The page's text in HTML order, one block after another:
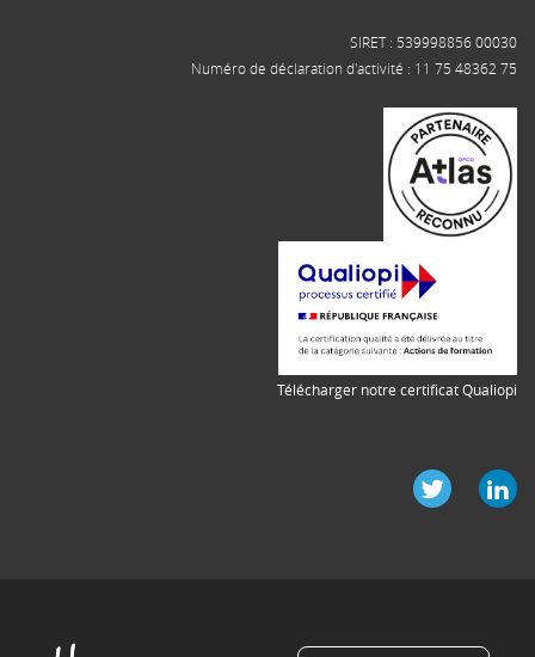
SIRET : 539998856 00030
Numéro de déclaration d'activité : 11 75 48362 75
Télécharger notre certificat Qualiopi